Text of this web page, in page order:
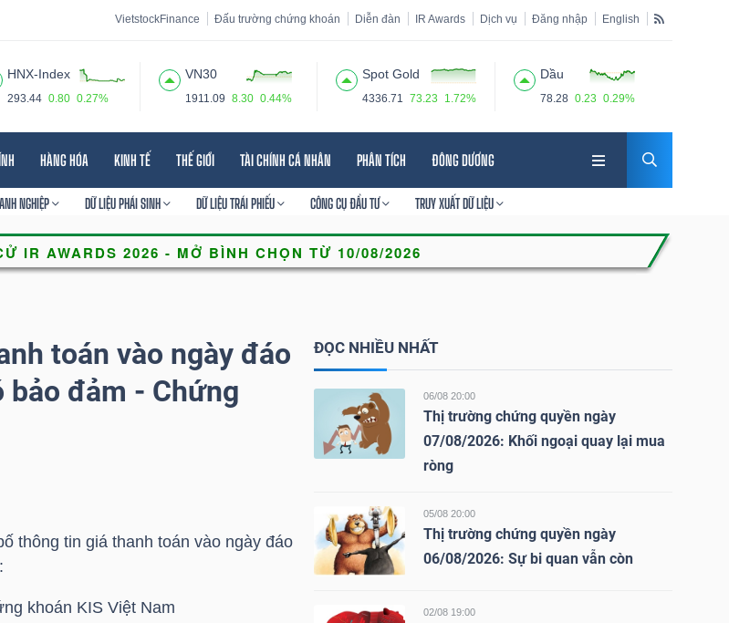
VietstockFinance Đấu trường chứng khoán Diễn đàn IR Awards Dịch vụ Đăng nhập English
HNX-Index
293.44 0.80 0.27%
VN30
1911.09 8.30 0.44%
Spot Gold
4336.71 73.23 1.72%
Dầu
78.28 0.23 0.29%
HÀNG HÓA KINH TẾ THẾ GIỚI TÀI CHÍNH CÁ NHÂN PHÂN TÍCH ĐÔNG DƯƠNG
NGHIỆP DỮ LIỆU PHÁI SINH DỮ LIỆU TRÁI PHIẾU CÔNG CỤ ĐẦU TƯ TRUY XUẤT DỮ LIỆU
toán vào ngày đáo
bảo đảm - Chứng
thông tin giá thanh toán vào ngày đáo
KIS Việt Nam
ĐỌC NHIỀU NHẤT
06/08 20:00
Thị trường chứng quyền ngày
07/08/2026: Khối ngoại quay lại mua
ròng
05/08 20:00
Thị trường chứng quyền ngày
06/08/2026: Sự bi quan vẫn còn
02/08 19:00